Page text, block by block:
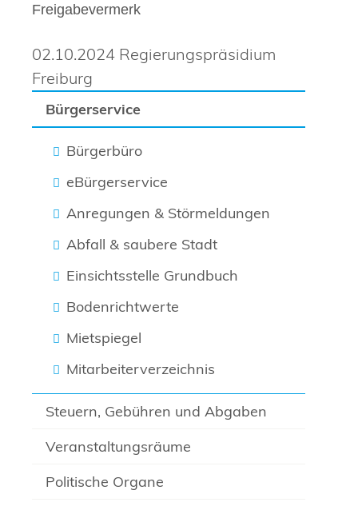
Bürgerservice
Bürgerbüro
eBürgerservice
Anregungen & Störmeldungen
Abfall & saubere Stadt
Einsichtsstelle Grundbuch
Bodenrichtwerte
Mietspiegel
Mitarbeiterverzeichnis
Steuern, Gebühren und Abgaben
Veranstaltungsräume
Politische Organe
Freigabevermerk
02.10.2024 Regierungspräsidium
Freiburg